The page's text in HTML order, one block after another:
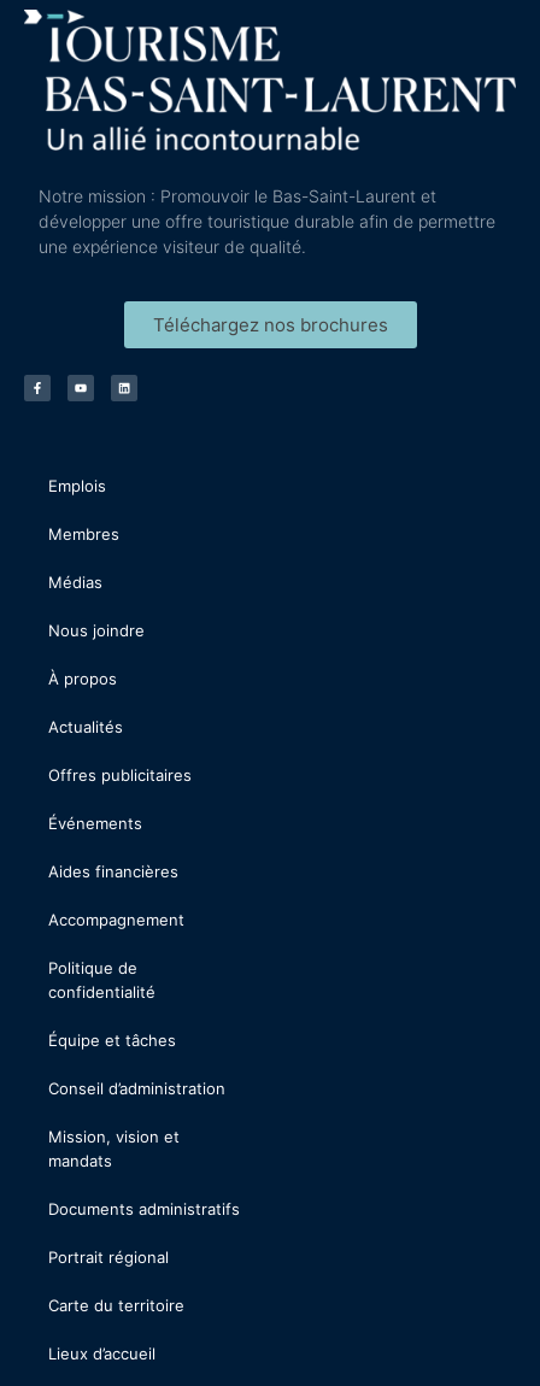
Notre mission : Promouvoir le Bas-Saint-Laurent et
développer une offre touristique durable afin de permettre
une expérience visiteur de qualité.
Téléchargez nos brochures
Emplois
Membres
Médias
Nous joindre
À propos
Actualités
Offres publicitaires
Événements
Aides financières
Accompagnement
Politique de
confidentialité
Équipe et tâches
Conseil d’administration
Mission, vision et
mandats
Documents administratifs
Portrait régional
Carte du territoire
Lieux d’accueil